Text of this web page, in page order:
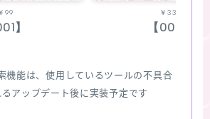
99
】
￥330
【002】
機能は、使用しているツールの不具合
アップデート後に実装予定です